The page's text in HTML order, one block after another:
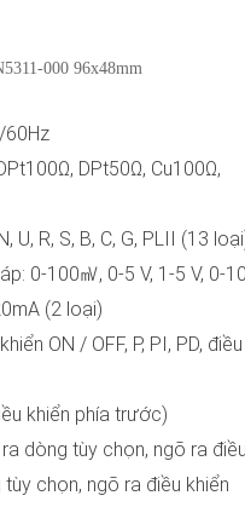
000 96x48mm
60Hz
DPt50Ω, Cu100Ω,
U, R, S, B, C, G, PLII (13
0-100㎷, 0-5 V, 1-5 V, 0-10
(2 loại)
ON / OFF, P, PI, PD, điều
khiển phía trước)
dòng tùy chọn, ngõ ra điều
chọn, ngõ ra điều khiển